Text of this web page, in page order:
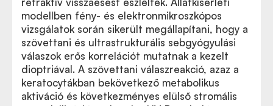
modellben fény- és elektronmikroszkópos
vizsgálatok során sikerült megállapítani, hogy a
szövettani és ultrastrukturális sebgyógyulási
válaszok erős korrelációt mutatnak a kezelt
dioptriával. A szövettani válaszreakció, azaz a
keratocytákban bekövetkező metabolikus
aktiváció és következményes elülső stromális